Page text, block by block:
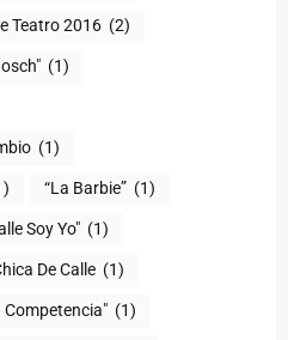
Teatro 2016 (2)
(1)
(1)
“La Barbie” (1)
Soy Yo" (1)
De Calle (1)
Competencia" (1)